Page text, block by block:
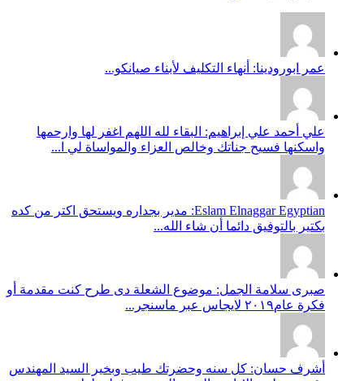
عمر ابورودينا: أنهاء التكليف لأبناء صيانكو...
علي أحمد علي إبراهيم: البقاء لله اللهم اغفر لها وارحمها
واسكنها فسيح جناتك وخالص العزاء والمواساة لي ا...
Eslam Elnaggar Egyptian: مدير بجداره ويستحق اكتر من كده
بكتير بالتوفيق دائما أن شاء الله...
صبرى سلامة الجمل: موضوع الشعلة دى طرح كنت مقدمة أو
فكرة عام٢٠١٩ لايجاس عبر ماسنجر...
أشرف حسان: كل سنه وحضرتك طيب وبخير السيد المهندس